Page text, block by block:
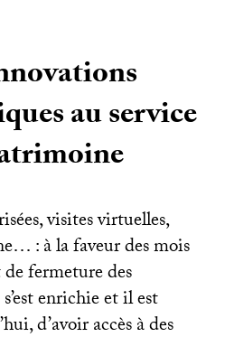
au service
visites virtuelles,
: à la faveur des mois
fermeture des
enrichie et il est
d’avoir accès à des